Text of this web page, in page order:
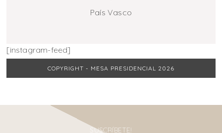
País Vasco
[instagram-feed]
COPYRIGHT - MESA PRESIDENCIAL 2026
SUSCRÍBETE!